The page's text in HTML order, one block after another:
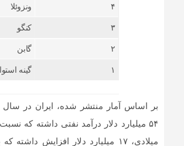
۴ ونزوئلا
۳ کنگو
۲ گابن
۱ گینه